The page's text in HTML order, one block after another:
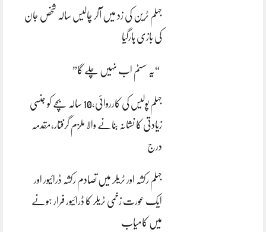
جہلم ٹرین کی زد میں آکر چالیس سالہ شخص جان
کی بازی ہارگیا
“یہ سسٹم اب نہیں چلے گا”
جہلم پولیس کی کارروائی،10 سالہ بچے کو جنسی
زیادتی کا نشانہ بنانے والا ملزم گرفتار،مقدمہ
درج
جہلم رکشہ اور ٹریلر میں تصادم رکشہ ڈرائیور اور
ایک عورت زخمی ٹریلر کا ڈرائیور فرار ہونے
میں کامیاب